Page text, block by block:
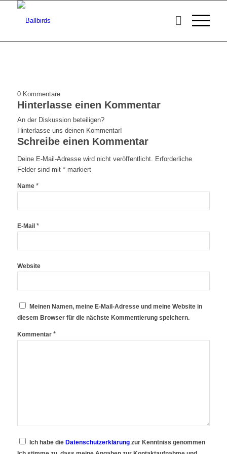
0 Kommentare
Hinterlasse einen Kommentar
An der Diskussion beteiligen?
Hinterlasse uns deinen Kommentar!
Schreibe einen Kommentar
Deine E-Mail-Adresse wird nicht veröffentlicht. Erforderliche
Felder sind mit *markiert
Name *
E-Mail *
Website
Meinen Namen, meine E-Mail-Adresse und meine Website in
diesem Browser für die nächste Kommentierung speichern.
Kommentar *
Ich habe die Datenschutzerklärungzur Kenntniss genommen